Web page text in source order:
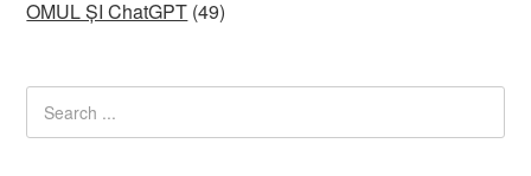
OMUL ȘI ChatGPT (49)